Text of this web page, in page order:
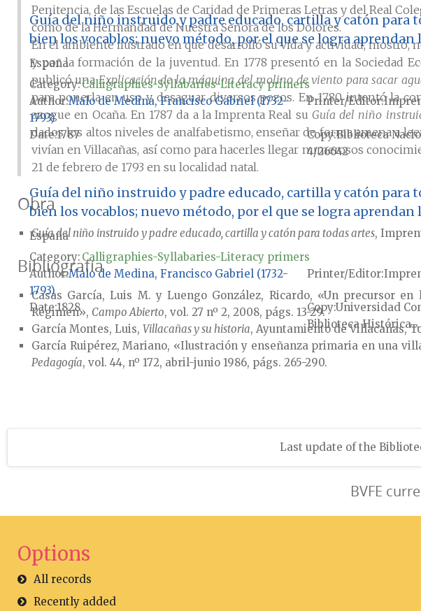
Penitencia, de las Escuelas de Caridad de Primeras Letras y del Real
como de la Hermandad de Nuestra Señora de los Dolores.
En el ambiente ilustrado en que desarrolló su vida y actividad,
y por la formación de la juventud. En 1778 presentó en la Sociedad
publicó unaExplicación de la máquina del molino de viento para sacar
para ponerla en uso y desaguar diversos pozos. En 1780 intentó la
azogue en Ocaña. En 1787 da a la Imprenta Real su Guía del niño
dados los altos niveles de analfabetismo, enseñar de forma amena a
vivían en Villacañas, así como para hacerles llegar numerosos
21 de febrero de 1793 en su localidad natal.
Obra
Guía del niño instruido y padre educado, cartilla y catón para todas artes,
Bibliografía
Casas García, Luis M. y Luengo González, Ricardo, «Un precursor
Régimen», Campo Abierto, vol. 27 nº 2, 2008, págs. 13-29.
García Montes, Luis, Villacañas y su historia, Ayuntamiento de Villacañas,
García Ruipérez, Mariano, «Ilustración y enseñanza primaria en una
Pedagogía, vol. 44, nº 172, abril-junio 1986, págs. 265-290.
Guía del niño instruido y padre educado, cartilla y catón para
bien los vocablos; nuevo método, por el que se logra
España
Category:Calligraphies-Syllabaries-Literacy primers
Author Malo de Medina, Francisco Gabriel (1732-
1793)
Printer/Editor
Date1787 Copy Biblioteca
4/26642
Guía del niño instruido y padre educado, cartilla y catón para
bien los vocablos; nuevo método, por el que se logra
España
Category: Calligraphies-Syllabaries-Literacy primers
Author Malo de Medina, Francisco Gabriel (1732-
1793)
Printer/Editor
Date1828 CopyUniversidad
Biblioteca Histórica...
Last update of the
BVFE
Options
All records
Recently added